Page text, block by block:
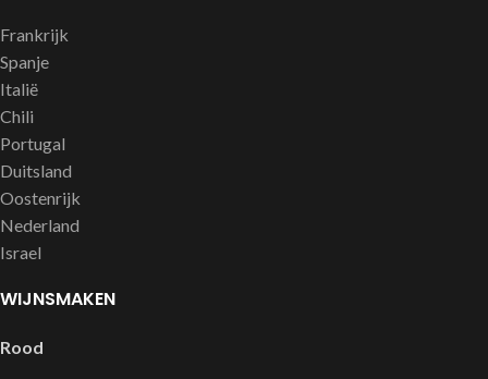
Frankrijk
Spanje
Italië
Chili
Portugal
Duitsland
Oostenrijk
Nederland
Israel
WIJNSMAKEN
Rood